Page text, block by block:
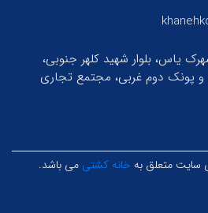
یاس، بلوار شهید کلهر جنوبی،
و پونک دوم غربی، مجتمع تجاری
سایت متعلق به خانه کشتی می باشد.